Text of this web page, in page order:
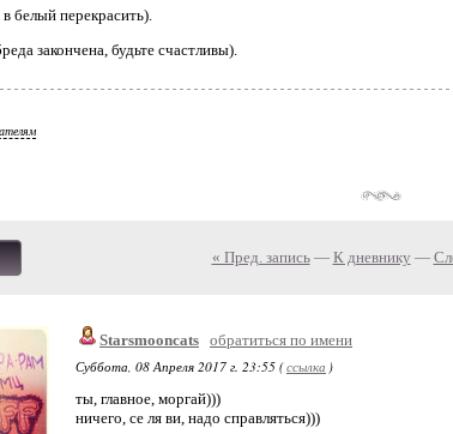
белый перекрасить).
закончена, будьте счастливы).
« Пред. запись— К дневнику —
Starsmooncats обратиться по имени
Суббота, 08 Апреля 2017 г. 23:55 (ссылка )
ты, главное, моргай)))
ничего, се ля ви, надо справляться)))